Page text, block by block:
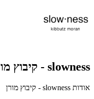
slowness - קיבוץ מורן
אודות slowness - קיבוץ מורן